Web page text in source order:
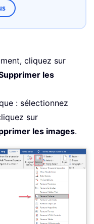
cliquez sur
les
: sélectionnez
sur
les images.